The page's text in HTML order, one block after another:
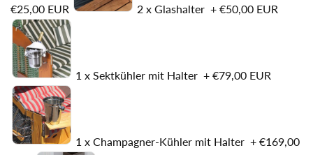
€25,00 EUR 2 x Glashalter + €50,00 EUR
1 x Sektkühler mit Halter + €79,00 EUR
1 x Champagner-Kühler mit Halter + €169,00